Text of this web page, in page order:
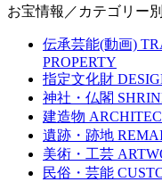
お宝情報／カテゴリー別
伝承芸能(動画)
PROPERTY
指定文化財
神社・仏閣
建造物
遺跡・跡地
美術・工芸
民俗・芸能